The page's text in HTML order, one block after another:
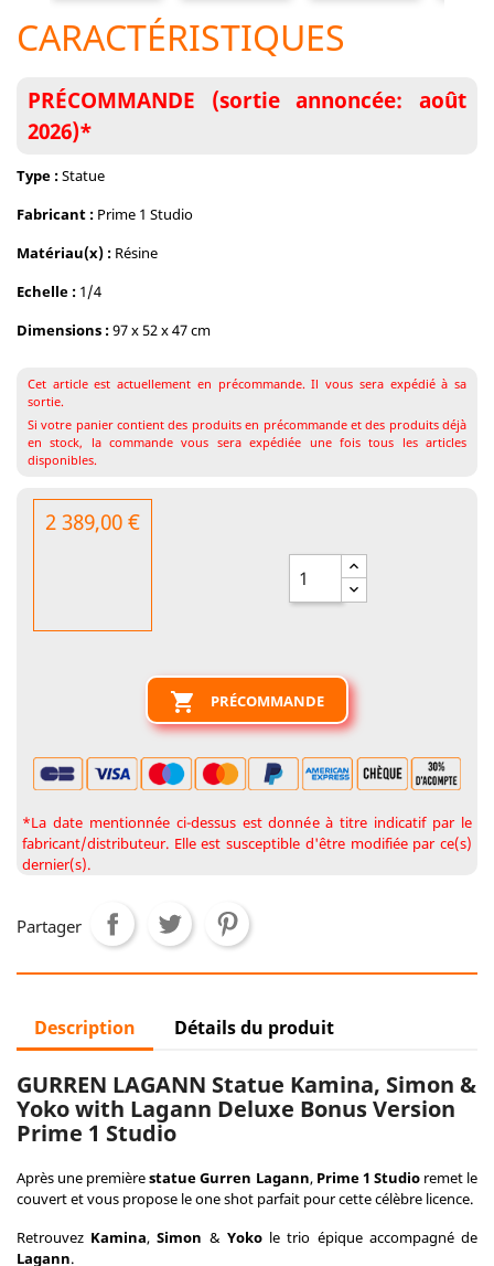
CARACTÉRISTIQUES
PRÉCOMMANDE (sortie annoncée: août
2026)*
Type :Statue
Fabricant : Prime 1 Studio
Matériau(x) : Résine
Echelle : 1/4
Dimensions :97 x 52 x 47 cm
Cet article est actuellement en précommande. Il vous sera expédié à sa
sortie.
Si votre panier contient des produits en précommande et des produits déjà
en stock, la commande vous sera expédiée une fois tous les articles
disponibles.
2 389,00 €
 PRÉCOMMANDE
*La date mentionnée ci-dessus est donnée à titre indicatif par le
fabricant/distributeur. Elle est susceptible d'être modifiée par ce(s)
dernier(s).
Partager
Description Détails du produit
GURREN LAGANN Statue Kamina, Simon &
Yoko with Lagann Deluxe Bonus Version
Prime 1 Studio
Après une premièrestatue Gurren Lagann, Prime 1 Studioremet le
couvert et vous propose le one shot parfait pour cette célèbre licence.
Retrouvez Kamina,Simon & Yokole trio épique accompagné de
Lagann.